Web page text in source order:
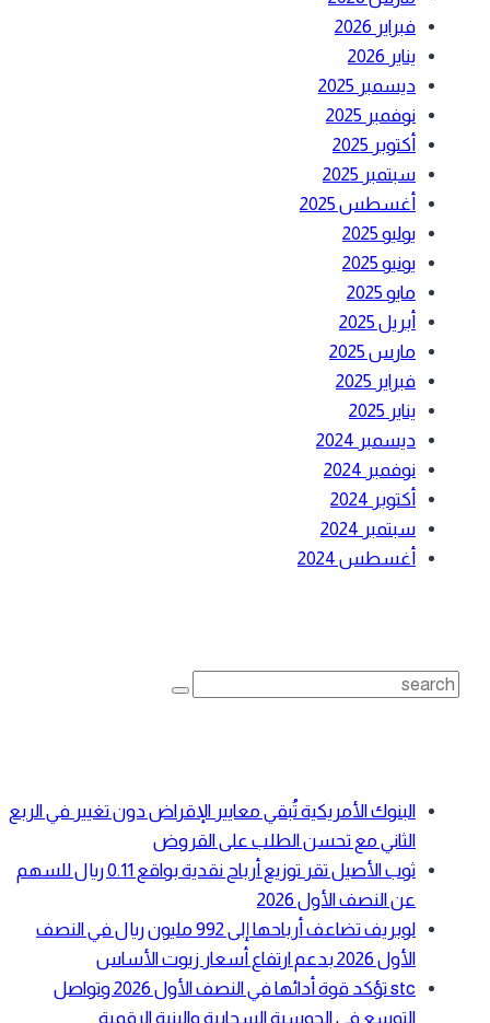
فبراير 2026
يناير 2026
ديسمبر 2025
نوفمبر 2025
أكتوبر 2025
سبتمبر 2025
أغسطس 2025
يوليو 2025
يونيو 2025
مايو 2025
أبريل 2025
مارس 2025
فبراير 2025
يناير 2025
ديسمبر 2024
نوفمبر 2024
أكتوبر 2024
سبتمبر 2024
أغسطس 2024
Search
البنوك الأمريكية تُبقي معايير الإقراض دون تغيير في الربع
الثاني مع تحسن الطلب على القروض
ثوب الأصيل تقر توزيع أرباح نقدية بواقع 0.11 ريال للسهم
عن النصف الأول 2026
لوبريف تضاعف أرباحها إلى 992 مليون ريال في النصف
الأول 2026 بدعم ارتفاع أسعار زيوت الأساس
stc تؤكد قوة أدائها في النصف الأول 2026 وتواصل
التوسع في الحوسبة السحابية والبنية الرقمية